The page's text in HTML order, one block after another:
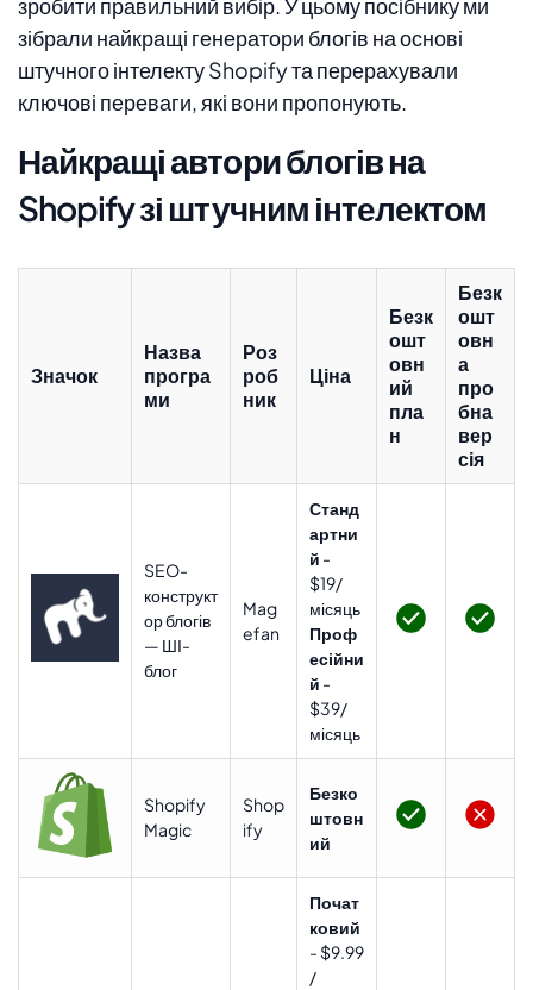
зробити правильний вибір. У цьому посібнику ми
зібрали найкращі генератори блогів на основі
штучного інтелекту Shopify та перерахували
ключові переваги, які вони пропонують.
Найкращі автори блогів на
Shopify зі штучним інтелектом
Значок
Назва
програ
ми
Роз
роб
ник
Ціна
Безк
ошт
овн
ий
пла
н
Безк
ошт
овн
а
про
бна
вер
сія
SEO-
конструкт
ор блогів
— ШІ-
блог
Mag
efan
Станд
артни
й -
$19/
місяць
Проф
есійни
й -
$39/
місяць
Shopify
Magic
Shop
ify
Безко
штовн
ий
Почат
ковий
- $9.99
/